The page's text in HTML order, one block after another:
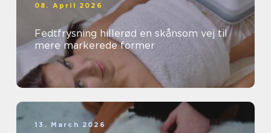
08. April 2026
Fedtfrysning hillerød en skånsom vej til
mere markerede former
13. March 2026